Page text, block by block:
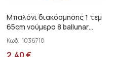
Μπαλόνι διακόσμησης 1 τεμ
65cm νούμερο 8 ballunar
30372-8MC
Κωδ.:1036718